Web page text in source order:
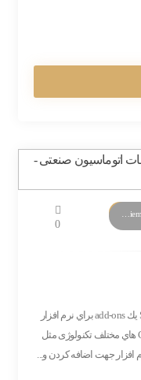
نرم افزارهای PLC Siemens
0
نرم افزار S7 Technology 4.2 SP3 S7-Technology يك add-ons براي نرم افزار
SIMATIC MANAGER به منظور كار كردن با CPU هاي مختلف تکنولوژی مثل
جهت اضافه کردن و...